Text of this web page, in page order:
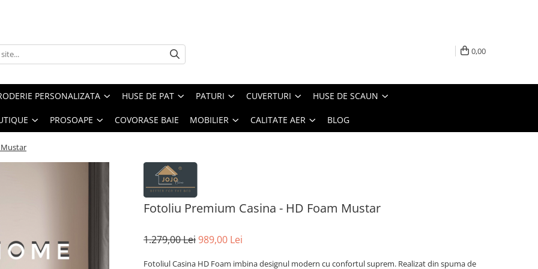
0,00
PERSONALIZATA HUSE DE PAT PATURI CUVERTURI HUSE DE SCAUN
PROSOAPE COVORASE BAIE MOBILIER CALITATE AER BLOG
Mustar
Fotoliu Premium Casina - HD Foam Mustar
1.279,00 Lei989,00 Lei
Fotoliul Casina HD Foam imbina designul modern cu confortul suprem. Realizat din spuma de